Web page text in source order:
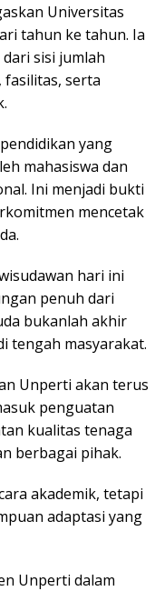
Universitas
tahun ke tahun. Ia
sisi jumlah
fasilitas, serta
yang
mahasiswa dan
Ini menjadi bukti
mencetak
hari ini
penuh dari
bukanlah akhir
tengah masyarakat.
Unperti akan terus
penguatan
kualitas tenaga
berbagai pihak.
akademik, tetapi
adaptasi yang
Unperti dalam